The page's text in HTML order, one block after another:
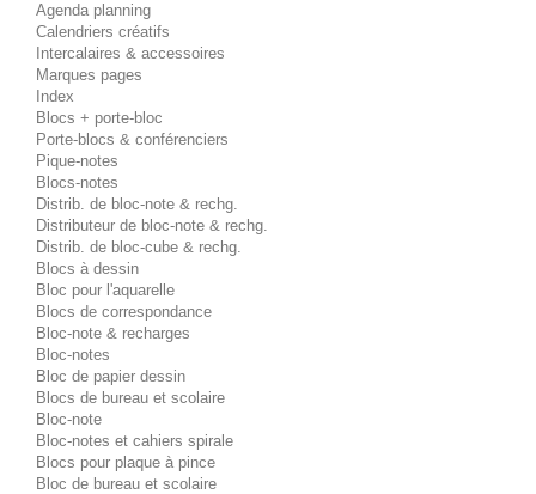
Agenda planning
Calendriers créatifs
Intercalaires & accessoires
Marques pages
Index
Blocs + porte-bloc
Porte-blocs & conférenciers
Pique-notes
Blocs-notes
Distrib. de bloc-note & rechg.
Distributeur de bloc-note & rechg.
Distrib. de bloc-cube & rechg.
Blocs à dessin
Bloc pour l'aquarelle
Blocs de correspondance
Bloc-note & recharges
Bloc-notes
Bloc de papier dessin
Blocs de bureau et scolaire
Bloc-note
Bloc-notes et cahiers spirale
Blocs pour plaque à pince
Bloc de bureau et scolaire